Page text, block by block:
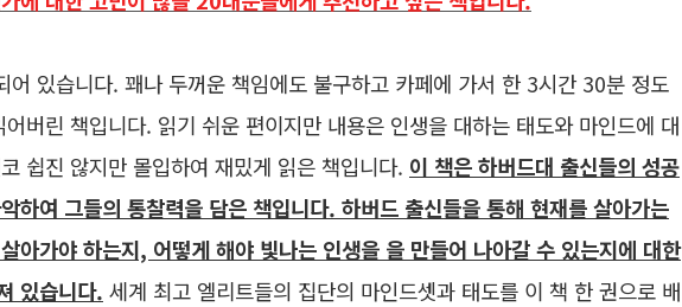
어 있습니다. 꽤나 두꺼운 책임에도 불구하고 카페에 가서 한 3시간 30분 정도
버린 책입니다. 읽기 쉬운 편이지만 내용은 인생을 대하는 태도와 마인드에 대
쉽진 않지만 몰입하여 재밌게 읽은 책입니다. 이 책은 하버드대 출신들의 성공
하여 그들의 통찰력을 담은 책입니다. 하버드 출신들을 통해 현재를 살아가는
아가야 하는지, 어떻게 해야 빛나는 인생을 을 만들어 나아갈 수 있는지에 대한
있습니다. 세계 최고 엘리트들의 집단의 마인드셋과 태도를 이 책 한 권으로 배